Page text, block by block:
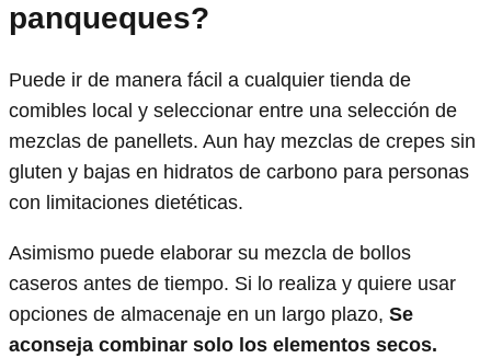
panqueques?
Puede ir de manera fácil a cualquier tienda de
comibles local y seleccionar entre una selección de
mezclas de panellets. Aun hay mezclas de crepes sin
gluten y bajas en hidratos de carbono para personas
con limitaciones dietéticas.
Asimismo puede elaborar su mezcla de bollos
caseros antes de tiempo. Si lo realiza y quiere usar
opciones de almacenaje en un largo plazo, Se
aconseja combinar solo los elementos secos.